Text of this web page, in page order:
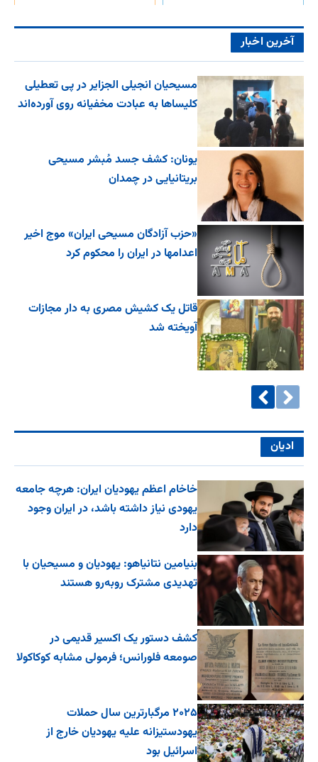
آخرین اخبار
مسیحیان انجیلی الجزایر در پی تعطیلی
کلیساها به عبادت مخفیانه روی آورده‌اند
یونان: کشف جسد مُبشر مسیحی
بریتانیایی در چمدان
«حزب آزادگان مسیحی ایران» موج اخیر
اعدامها در ایران را محکوم کرد
قاتل یک کشیش مصری به دار مجازات
آویخته شد
ادیان
خاخام اعظم یهودیان ایران: هرچه جامعه
یهودی نیاز داشته باشد، در ایران وجود
دارد
بنیامین نتانیاهو: یهودیان و مسیحیان با
تهدیدی مشترک روبه‌رو هستند
کشف دستور یک اکسیر قدیمی در
صومعه فلورانس؛ فرمولی مشابه کوکاکولا
۲۰۲۵ مرگبارترین سال حملات
یهودستیزانه علیه یهودیان خارج از
اسرائیل بود